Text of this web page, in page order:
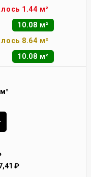
1.44 м²
10.08 м²
8.64 м²
10.08 м²
м²
₽